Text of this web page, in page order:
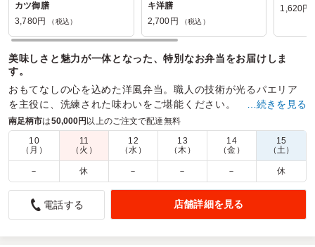
カツ御膳
3,780円
（税込）
キ洋膳
2,700円
（税込）
1,620円
美味しさと魅力が一体となった、特別なお弁当をお届けしま
す。
おもてなしの心を込めた洋風弁当。職人の技術が光るパエリア
を主役に、洗練された味わいをご堪能ください。
商品数： 12 締切日時： 2日前12:00 価格帯：
配達時間：
8:00～19:00
スタッフ全員から美味しかった！の声が出ました。
5.0 H2STATION株式会社 けやき薬局商店街店
職場の納涼会用のお弁当として注文させていただきました。
…続きを見る
南足柄市は50,000円 以上のご注文で配達無料
10
（月）
11
（火）
12
（水）
13
（木）
14
（金）
15
（土）
－ 休 － － － 休
電話する 店舗詳細を見る